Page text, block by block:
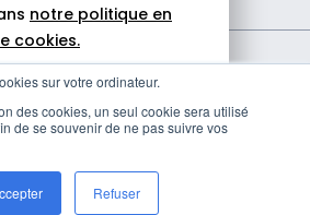
sur votre ordinateur.
des cookies, un seul cookie sera utilisé
de se souvenir de ne pas suivre vos
Refuser
des cookies
notre politique en
cookies.
Tout autoriser
Personnaliser